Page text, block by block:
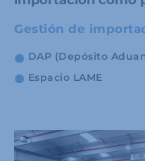
Gestión de
DAP (Depósito
Espacio LAME